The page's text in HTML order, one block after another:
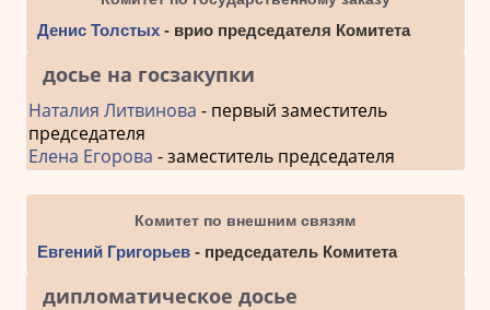
Денис Толстых- врио председателя Комитета
досье на госзакупки
Наталия Литвинова - первый заместитель
председателя
Елена Егорова - заместитель председателя
Комитет по внешним связям
Евгений Григорьев- председатель Комитета
дипломатическое досье